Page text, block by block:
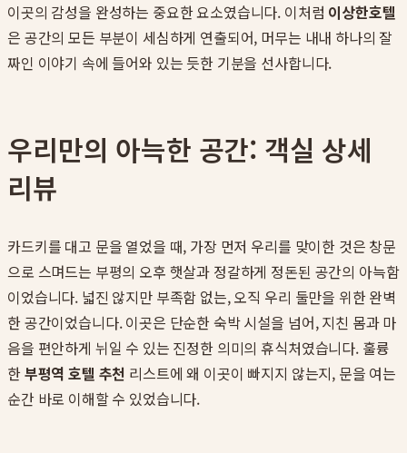
이곳의 감성을 완성하는 중요한 요소였습니다. 이처럼 이상한호텔
은 공간의 모든 부분이 세심하게 연출되어, 머무는 내내 하나의 잘
짜인 이야기 속에 들어와 있는 듯한 기분을 선사합니다.
우리만의 아늑한 공간: 객실 상세
리뷰
카드키를 대고 문을 열었을 때, 가장 먼저 우리를 맞이한 것은 창문
으로 스며드는 부평의 오후 햇살과 정갈하게 정돈된 공간의 아늑함
이었습니다. 넓진 않지만 부족함 없는, 오직 우리 둘만을 위한 완벽
한 공간이었습니다. 이곳은 단순한 숙박 시설을 넘어, 지친 몸과 마
음을 편안하게 뉘일 수 있는 진정한 의미의 휴식처였습니다. 훌륭
한부평역 호텔 추천 리스트에 왜 이곳이 빠지지 않는지, 문을 여는
순간 바로 이해할 수 있었습니다.